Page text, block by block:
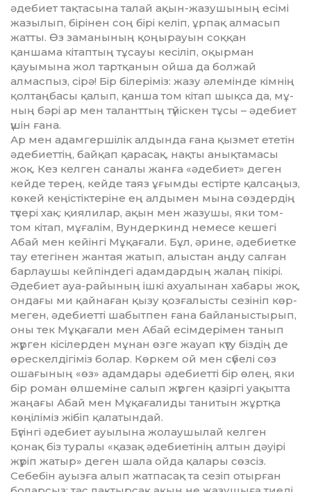
әдебиет тақ­тасына талай ақын-жазу­шы­ның есімі
жазылып, бірінен соң бірі келіп, ұрпақ алмасып
жатты. Өз заманының қоңырауын соқ­қан
қаншама кітаптың тұсауы кесіліп, оқырман
қауымына жол тартқанын ойша да болжай
алмаспыз, сірә! Бір білеріміз: жазу әле­мінде кімнің
қолтаңбасы қа­лып, қанша том кітап шықса да, мұ­
ның бәрі ар мен таланттың түйіс­кен тұсы – әдебиет
үшін ға­н­а.
Ар мен адамгершілік алдында ға­на қызмет ететін
әдебиеттің, бай­қап қарасақ, нақты анық­та­ма­сы
жоқ. Кез келген саналы жан­ға «әдебиет» деген
кейде те­рең, кейде таяз ұғымды естірте қал­саңыз,
көкей кеңістіктеріне ең алдымен мына сөздердің
тү­сері хақ: қиялилар, ақын мен жазу­шы, яки том-
том кітап, мұға­лім, Вундеркинд немесе ке­шегі
Абай мен кейінгі Мұқағали. Бұл, әрине, әдебиетке
тау етегінен жантая жатып, алыстан аңду сал­ған
барлаушы кейпіндегі адам­дардың жалаң пікірі.
Әдебиет ауа-райының ішкі ахуалынан ха­бары жоқ,
ондағы ми қайнаған қызу қозғалысты сезініп көр­
ме­ген, әдебиетті шабытпен ғана бай­ланыстырып,
оны тек Мұқа­ға­ли мен Абай есімдерімен танып
жүр­ген кісілерден мұнан өзге жауап күту біздің де
өрескелдігіміз бо­лар. Көркем ой мен сүбелі сөз
оша­ғының «өз» адамдары әде­биет­­ті бір өлең, яки
бір роман өл­шеміне салып жүрген қазіргі уа­қытта
жаңағы Абай мен Мұқа­ғалиды танитын жұртқа
көңіліміз жібіп қалатындай.
Бүгінгі әдебиет ауылына жолаушылай келген
қонақ біз туралы «қазақ әдебиетінің алтын дәуі­рі
жүріп жатыр» деген шала ойда қалары сөзсіз.
Себебін ауыз­ға алып жатпасақ та сезіп отырған